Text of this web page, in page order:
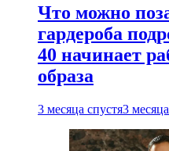
Что можно
гардероба
40 начинает
образа
3 месяца спустя3